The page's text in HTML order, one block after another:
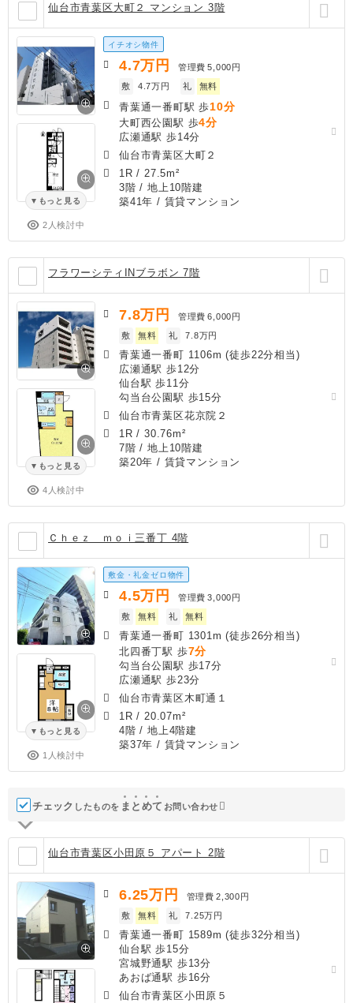
仙台市青葉区大町２ マンション 3階
もっと見る
2人検討中
イチオシ物件
4.7万円 管理費 5,000円
敷
4.7万円 礼 無料
青葉通一番町駅 歩10分
大町西公園駅 歩4分
広瀬通駅 歩14分
仙台市青葉区大町２
1R / 27.5m²
3階 / 地上10階建
築41年 / 賃貸マンション
フラワーシティINブラボン 7階
もっと見る
4人検討中
7.8万円 管理費 6,000円
敷
無料 礼 7.8万円
青葉通一番町 1106m (徒歩22分相当)
広瀬通駅 歩12分
仙台駅 歩11分
勾当台公園駅 歩15分
仙台市青葉区花京院２
1R /30.76m²
7階 / 地上10階建
築20年 / 賃貸マンション
Ｃｈｅｚ ｍｏｉ三番丁 4階
もっと見る
1人検討中
敷金・礼金ゼロ物件
4.5万円 管理費 3,000円
敷
無料 礼 無料
青葉通一番町 1301m (徒歩26分相当)
北四番丁駅 歩7分
勾当台公園駅 歩17分
広瀬通駅 歩23分
仙台市青葉区木町通１
1R / 20.07m²
4階 / 地上4階建
築37年 / 賃貸マンション
チェック したものを ま と めて お問い合わせ
仙台市青葉区小田原５ アパート 2階
6.25万円 管理費 2,300円
敷
無料 礼 7.25万円
青葉通一番町 1589m (徒歩32分相当)
仙台駅 歩15分
宮城野通駅 歩13分
あおば通駅 歩16分
仙台市青葉区小田原５